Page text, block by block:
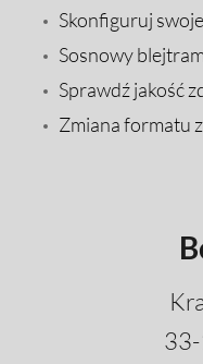
Skonfiguruj
Sosnowy blejtram
Sprawdź jakość
Zmiana formatu